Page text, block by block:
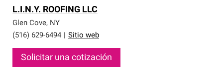
L.I.N.Y. ROOFING LLC
Glen Cove, NY
(516) 629-6494
Sitio web
Solicitar una cotización